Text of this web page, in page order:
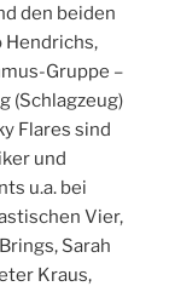
den beiden
Hendrichs,
Gruppe –
(Schlagzeug)
Flares sind
und
u.a. bei
Vier,
Sarah
Kraus,